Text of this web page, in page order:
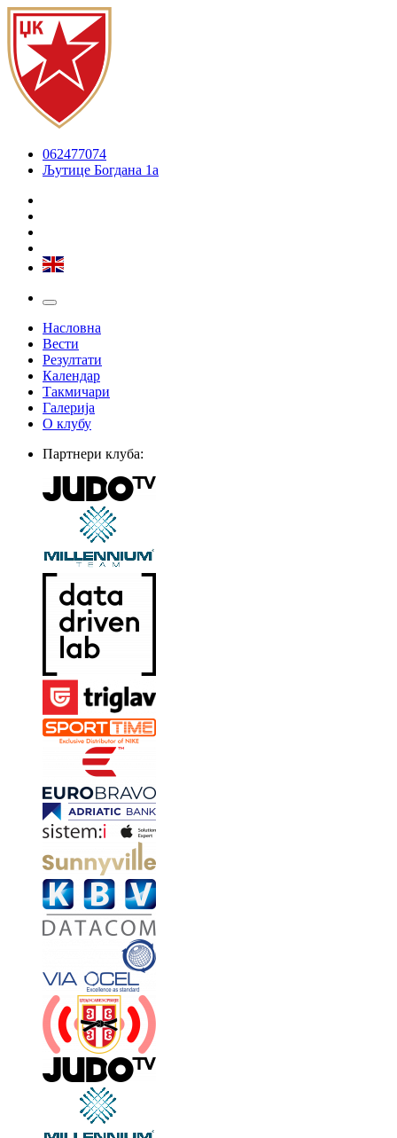
062477074
Љутице Богдана 1а
Насловна
Вести
Резултати
Календар
Такмичари
Галерија
О клубу
Партнери клуба: